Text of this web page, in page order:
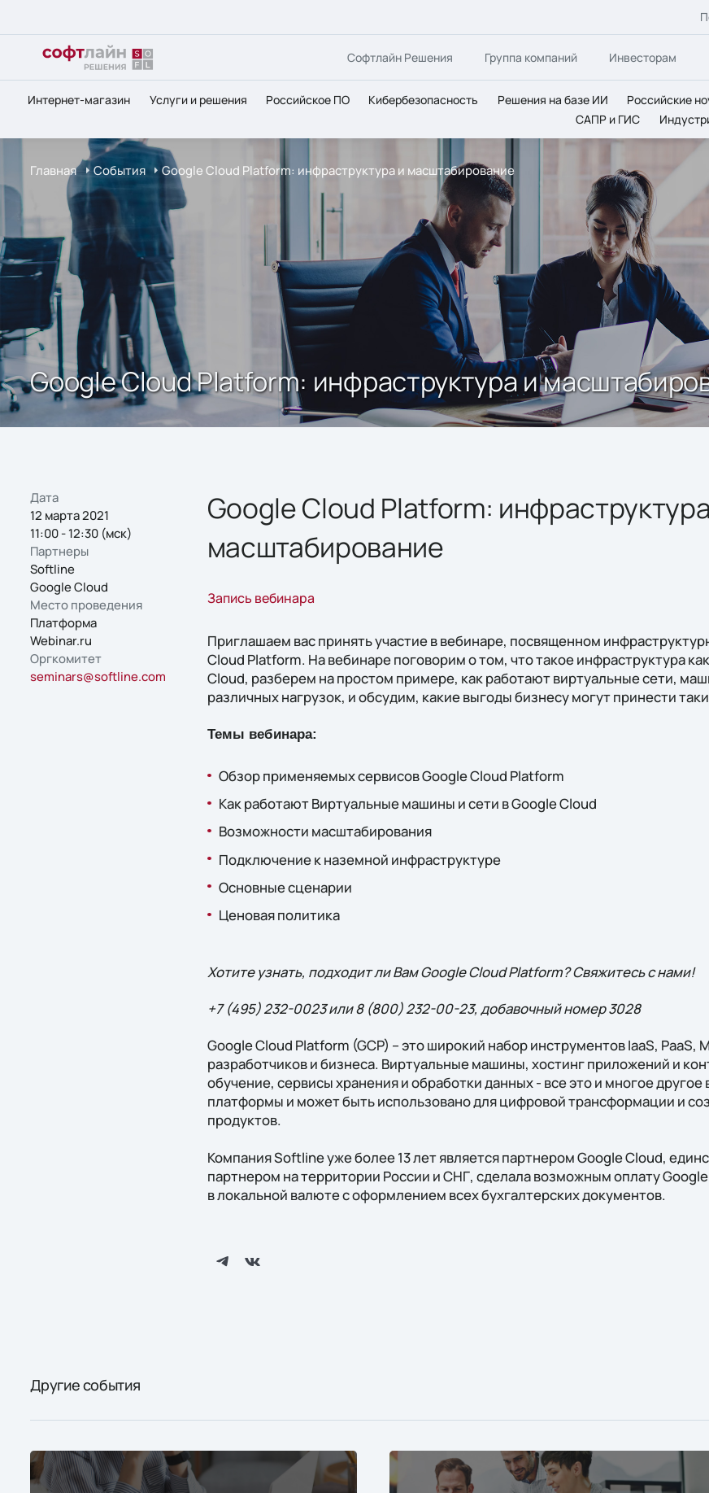
Софтлайн Решения Группа компаний Инвесторам
Интернет-магазин Услуги и решения Российское ПО Кибербезопасность Решения на базе ИИ Российские
САПР и ГИС
Главная События Google Cloud Platform: инфраструктура и масштабирование
Google Cloud Platform: инфраструктура и
Дата
12 марта 2021
11:00 - 12:30 (мск)
Партнеры
Softline
Google Cloud
Место проведения
Платформа
Webinar.ru
Оргкомитет
seminars@softline.com
Google Cloud Platform:
масштабирование
Запись вебинара
Приглашаем вас принять участие в вебинаре, посвященном
Cloud Platform. На вебинаре поговорим о том, что такое инфраструктура
Cloud, разберем на простом примере, как работают виртуальные сети,
различных нагрузок, и обсудим, какие выгоды бизнесу могут принести
Темы вебинара:
Обзор применяемых сервисов Google Cloud Platform
Как работают Виртуальные машины и сети в Google Cloud
Возможности масштабирования
Подключение к наземной инфраструктуре
Основные сценарии
Ценовая политика
Хотите узнать, подходит ли Вам Google Cloud Platform? Свяжитесь с нами!
+7 (495) 232-0023 или 8 (800) 232-00-23, добавочный номер 3028
Google Cloud Platform (GCP) – это широкий набор инструментов IaaS, PaaS,
разработчиков и бизнеса. Виртуальные машины, хостинг приложений и
обучение, сервисы хранения и обработки данных - все это и многое другое
платформы и может быть использовано для цифровой трансформации и
продуктов.
Компания Softline уже более 13 лет является партнером Google Cloud,
партнером на территории России и СНГ, сделала возможным оплату
в локальной валюте с оформлением всех бухгалтерских документов.
Другие события